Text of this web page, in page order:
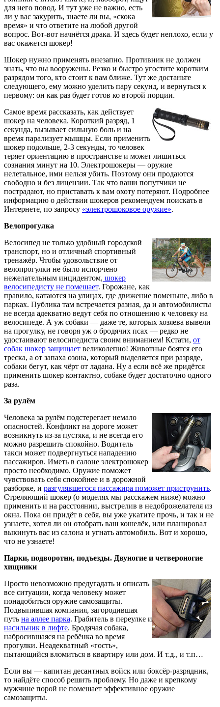
для него повод. И тут уже не важно, есть
ли у вас закурить, знаете ли вы, «скока
время» и что ответите на любой другой
вопрос. Вот-вот начнётся драка. И здесь будет неплохо, если у
вас окажется шокер!
Шокер нужно применять внезапно. Противник не должен
знать, что вы вооружены. Резко и быстро угостите коротким
разрядом того, кто стоит к вам ближе. Тут же достаньте
следующего, ему можно уделить пару секунд, и вернуться к
первому: он как раз будет готов ко второй порции.
Самое время рассказать, как действует
шокер на человека. Короткий разряд, 1
секунда, вызывает сильную боль и на
время парализует мышцы. Если применить
шокер подольше, 2-3 секунды, то человек
теряет ориентацию в пространстве и может лишиться
сознания минут на 10. Электрошокеры — оружие
нелетальное, ими нельзя убить. Поэтому они продаются
свободно и без лицензии. Так что ваши попутчики не
пострадают, но приставать к вам охоту потеряют. Подробнее
информацию о действии шокеров рекомендуем поискать в
Интернете, по запросу «электрошоковое оружие».
Велопрогулка
Велосипед не только удобный городской
транспорт, но и отличный спортивный
тренажёр. Чтобы удовольствие от
велопрогулки не было испорчено
нежелательным инцидентом, шокер
велосипедисту не помешает. Горожане, как
правило, катаются на улицах, где движение поменьше, либо в
парках. Публика там встречается разная, да и автомобилисты
не всегда адекватно ведут себя по отношению к человеку на
велосипеде. А уж собаки — даже те, которых хозяева вывели
на прогулку, не говоря уж о бродячих псах — редко не
удостаивают велосипедиста своим вниманием! Кстати, от
собак шокер защищает великолепно! Животные боятся его
треска, а от запаха озона, который выделяется при разряде,
собаки бегут, как чёрт от ладана. Ну а если всё же придётся
применить шокер контактно, собаке будет достаточно одного
раза.
За рулём
Человека за рулём подстерегает немало
опасностей. Конфликт на дороге может
возникнуть из-за пустяка, и не всегда его
можно разрешить спокойно. Водитель
такси может подвергнуться нападению
пассажиров. Иметь в салоне электрошокер
просто необходимо. Оружие поможет
чувствовать себя спокойнее и в дорожной
разборке, и разгулявшегося пассажира поможет приструнить.
Стреляющий шокер (о моделях мы расскажем ниже) можно
применить и на расстоянии, выстрелив в недоброжелателя из
окна. Пока он придёт в себя, вы уже укатите прочь, и так и не
узнаете, хотел ли он отобрать ваш кошелёк, или планировал
выкинуть вас из салона и угнать автомобиль. Вот и хорошо,
что не узнаете!
Парки, подворотни, подъезды. Двуногие и четвероногие
хищники
Просто невозможно предугадать и описать
все ситуации, когда человеку может
понадобиться оружие самозащиты.
Подвыпившая компания, загородившая
путь на аллее парка. Грабитель в переулке и
насильник в лифте. Бродячая собака,
набросившаяся на ребёнка во время
прогулки. Неадекватный «гость»,
пытающийся вломиться в квартиру или дом. И т.д., и т.п…
Если вы — капитан десантных войск или боксёр-разрядник,
то найдёте способ решить проблему. Но даже и крепкому
мужчине порой не помешает эффективное оружие
самозащиты.